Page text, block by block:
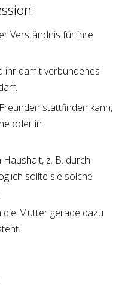
Verständnis für ihre
ihr damit verbundenes
stattfinden kann,
oder in
z. B. durch
sollte sie solche
die Mutter gerade dazu